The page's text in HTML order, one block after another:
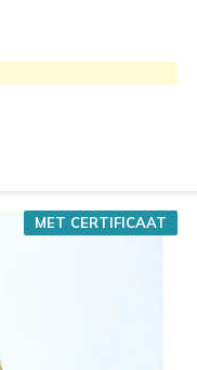
MET CERTIFICAAT